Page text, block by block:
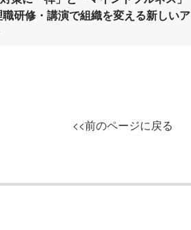
研修・講演で組織を変える新しいア
<<前のページに戻る